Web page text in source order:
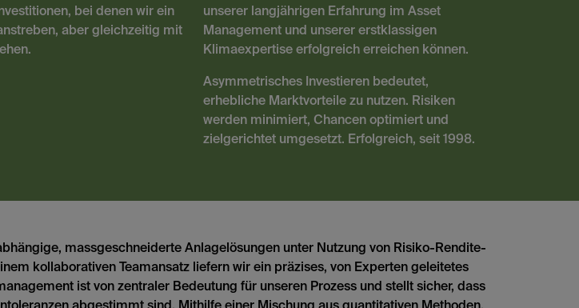
bei denen wir ein
aber gleichzeitig mit
unserer langjährigen Erfahrung im Asset
Management und unserer erstklassigen
Klimaexpertise erfolgreich erreichen können.
Asymmetrisches Investieren bedeutet,
erhebliche Marktvorteile zu nutzen. Risiken
werden minimiert, Chancen optimiert und
zielgerichtet umgesetzt. Erfolgreich, seit 1998.
massgeschneiderte Anlagelösungen unter Nutzung von Risiko-Rendite-
kollaborativen Teamansatz liefern wir ein präzises, von Experten geleitetes
ist von zentraler Bedeutung für unseren Prozess und stellt sicher, dass